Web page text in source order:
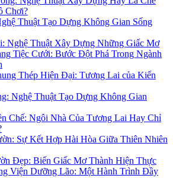
Chơi?
Thuật Tạo Dựng Không Gian Sống
Nghệ Thuật Xây Dựng Những Giấc Mơ
Tiệc Cưới: Bước Đột Phá Trong Ngành
Thép Hiện Đại: Tương Lai của Kiến
Nghệ Thuật Tạo Dựng Không Gian
Chế: Ngôi Nhà Của Tương Lai Hay Chỉ
Sự Kết Hợp Hài Hòa Giữa Thiên Nhiên
Đẹp: Biến Giấc Mơ Thành Hiện Thực
Viện Dưỡng Lão: Một Hành Trình Đầy